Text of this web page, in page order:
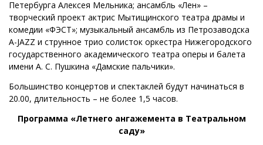
Петербурга Алексея Мельника; ансамбль «Лен» –
творческий проект актрис Мытищинского театра драмы и
комедии «ФЭСТ»; музыкальный ансамбль из Петрозаводска
A-JAZZ и струнное трио солисток оркестра Нижегородского
государственного академического театра оперы и балета
имени А. С. Пушкина «Дамские пальчики».
Большинство концертов и спектаклей будут начинаться в
20.00, длительность – не более 1,5 часов.
Программа «Летнего ангажемента в Театральном
саду»